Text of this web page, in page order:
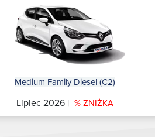
Medium Family Diesel (C2)
Lipiec 2026 | -% ZNIŻKA